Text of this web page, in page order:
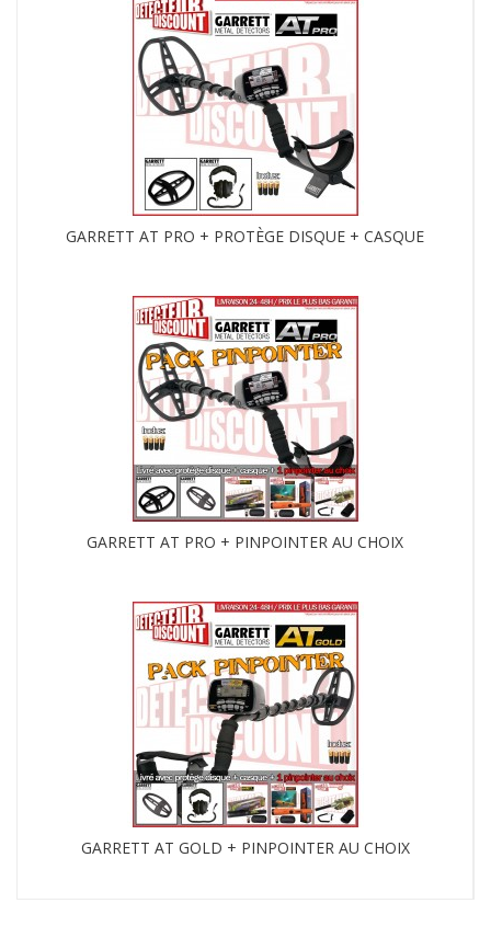
GARRETT AT PRO + PROTÈGE DISQUE + CASQUE
GARRETT AT PRO + PINPOINTER AU CHOIX
GARRETT AT GOLD + PINPOINTER AU CHOIX